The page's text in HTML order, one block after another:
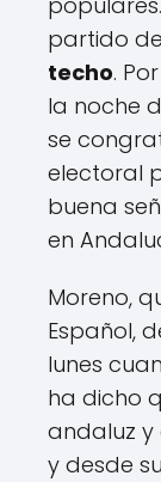
partido de
techo.
la noche
se
electoral
buena
en
Moreno,
Español,
lunes
ha dicho
andaluz y
y desde